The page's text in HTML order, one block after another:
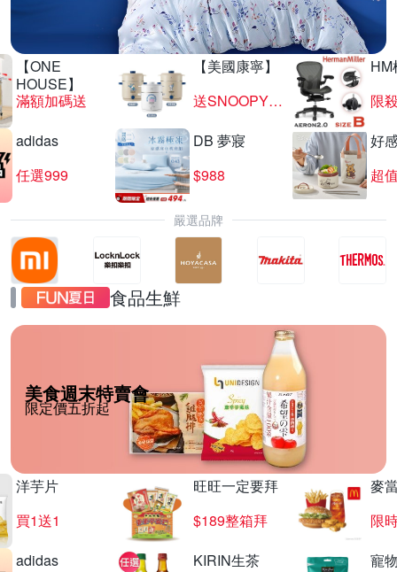
【ONE
HOUSE】
滿額加碼送
【美國康寧】
送SNOOPY匙筷組
HM
限
adidas
任選999
DB 夢寢
$988
好
超
嚴選品牌
食品生鮮
美食週末特賣會
限定價五折起
洋芋片
買1送1
旺旺一定要拜
$189整箱拜
麥
限
adidas
KIRIN生茶
寵